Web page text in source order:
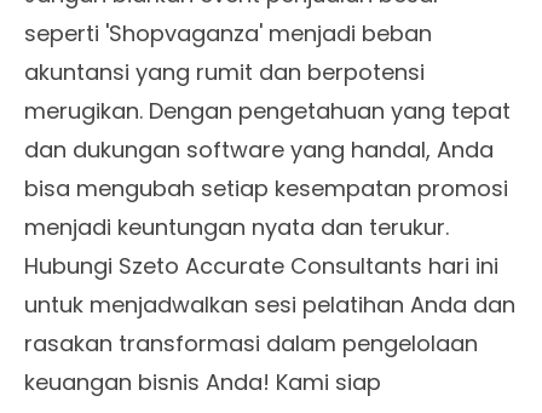
seperti 'Shopvaganza' menjadi beban
akuntansi yang rumit dan berpotensi
merugikan. Dengan pengetahuan yang tepat
dan dukungan software yang handal, Anda
bisa mengubah setiap kesempatan promosi
menjadi keuntungan nyata dan terukur.
Hubungi Szeto Accurate Consultants hari ini
untuk menjadwalkan sesi pelatihan Anda dan
rasakan transformasi dalam pengelolaan
keuangan bisnis Anda! Kami siap